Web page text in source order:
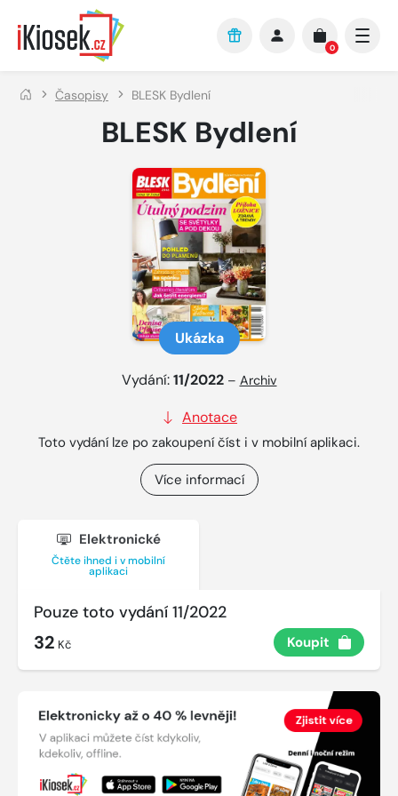
Přejít na hlavní obsah
0
Časopisy BLESK Bydlení
BLESK Bydlení
Ukázka
Vydání:11/2022 – Archiv
Anotace
Toto vydání lze po zakoupení číst i v mobilní aplikaci.
Více informací
Elektronické
Čtěte ihned i v mobilní
aplikaci
Pouze toto vydání 11/2022
32 Kč Koupit